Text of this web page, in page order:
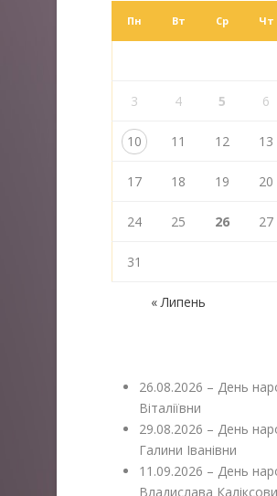
Пн Вт Ср Чт
3 4 5 6
10 11 12 13
17 18 19 20
24 25 26 27
31
« Липень
26.08.2026 – День
Віталіївни
29.08.2026 – День
Галини Іванівни
11.09.2026 – День
Владислава